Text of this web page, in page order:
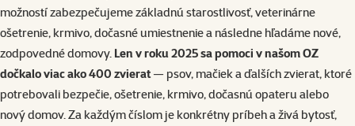
možností zabezpečujeme základnú starostlivosť, veterinárne
ošetrenie, krmivo, dočasné umiestnenie a následne hľadáme nové,
zodpovedné domovy. Len v roku 2025 sa pomoci v našom OZ
dočkalo viac ako 400 zvierat— psov, mačiek a ďalších zvierat, ktoré
potrebovali bezpečie, ošetrenie, krmivo, dočasnú opateru alebo
nový domov. Za každým číslom je konkrétny príbeh a živá bytosť,